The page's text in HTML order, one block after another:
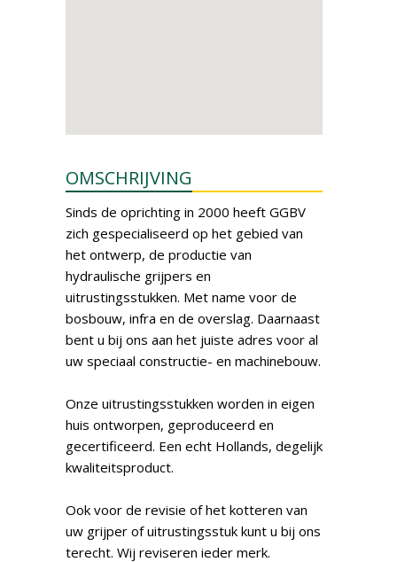
OMSCHRIJVING
Sinds de oprichting in 2000 heeft GGBV
zich gespecialiseerd op het gebied van
het ontwerp, de productie van
hydraulische grijpers en
uitrustingsstukken. Met name voor de
bosbouw, infra en de overslag. Daarnaast
bent u bij ons aan het juiste adres voor al
uw speciaal constructie- en machinebouw.
Onze uitrustingsstukken worden in eigen
huis ontworpen, geproduceerd en
gecertificeerd. Een echt Hollands, degelijk
kwaliteitsproduct.
Ook voor de revisie of het kotteren van
uw grijper of uitrustingsstuk kunt u bij ons
terecht. Wij reviseren ieder merk.